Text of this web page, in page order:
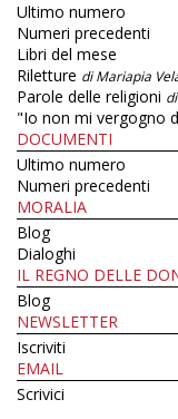
Ultimo numero
Numeri precedenti
Libri del mese
Riletture di Mariapia
Parole delle religioni
"Io non mi vergogno
DOCUMENTI
Ultimo numero
Numeri precedenti
MORALIA
Blog
Dialoghi
IL REGNO DELLE
Blog
NEWSLETTER
Iscriviti
EMAIL
Scrivici